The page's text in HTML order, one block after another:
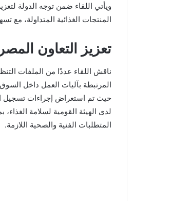
ويأتي اللقاء ضمن توجه الدولة
المنتجات الغذائية المتداولة، مع
تعزيز التعاون
ناقش اللقاء عددًا من الملفات
المرتبطة بآليات العمل داخل
حيث تم استعراض إجراءات تسجيل
لدى الهيئة القومية لسلامة الغذاء،
المتطلبات الفنية والصحية اللازمة.